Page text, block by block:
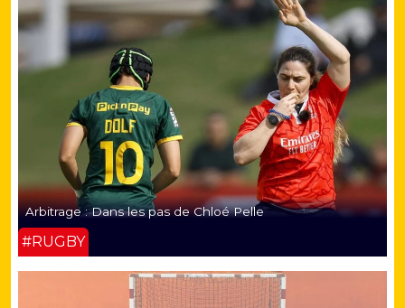
Arbitrage : Dans les pas de Chloé Pelle
#RUGBY